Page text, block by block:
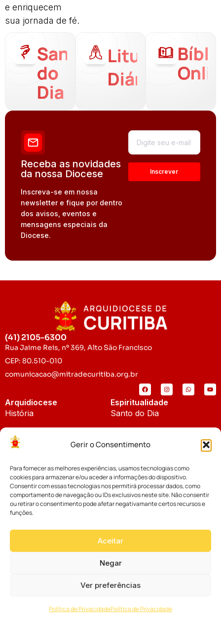
Gerir o Consentimento
Para fornecer as melhores experiências, usamos tecnologias como
cookies para armazenar e/ou aceder a informações do dispositivo.
Consentir com essas tecnologias nos permitirá processar dados, como
comportamento de navegação ou IDs exclusivos neste site. Não consentir
ou retirar o consentimento pode afetar negativamante certos recursos e
funções.
Aceitar
Negar
Ver preferências
Política de PrivacidadePolítica de Privacidade
e enriquecem
sua jornada de fé.
Santo
do
Dia
Liturgia
Diária
Receba as novidades
da nossa Diocese
Inscreva-se em nossa
newsletter e fique por dentro
dos avisos, eventos e
mensagens especiais da
Diocese.
(41) 2105-6300
Rua Jaime Reis, nº 369, Alto São Francisco
CEP: 80.510-010
comunicacao@mitradecuritiba.org.br
Arquidiocese
História
Padroeira
Espiritualidade
Santo do Dia
Notícias
Notícias da Arquidiocese
Notícias Cáritas
Palavra dos Bispos
Cúria Diocesana
Fundo Diocesano
Vicariatos da Educação
Eventos
por